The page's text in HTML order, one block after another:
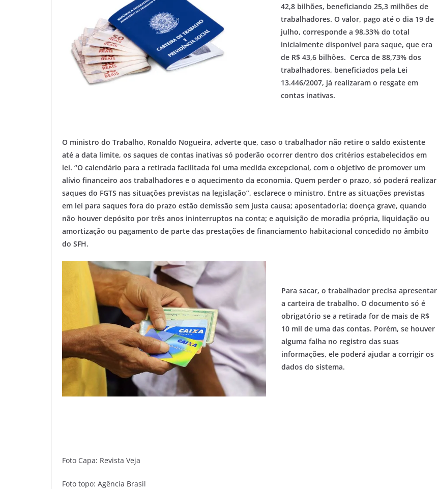
42,8 bilhões, beneficiando 25,3 milhões de
trabalhadores. O valor, pago até o dia 19 de
julho, corresponde a 98,33% do total
inicialmente disponível para saque, que era
de R$ 43,6 bilhões. Cerca de 88,73% dos
trabalhadores, beneficiados pela Lei
13.446/2007, já realizaram o resgate em
contas inativas.
O ministro do Trabalho, Ronaldo Nogueira, adverte que, caso o trabalhador não retire o saldo existente
até a data limite, os saques de contas inativas só poderão ocorrer dentro dos critérios estabelecidos em
lei. “O calendário para a retirada facilitada foi uma medida excepcional, com o objetivo de promover um
alívio financeiro aos trabalhadores e o aquecimento da economia. Quem perder o prazo, só poderá realizar
saques do FGTS nas situações previstas na legislação”, esclarece o ministro. Entre as situações previstas
em lei para saques fora do prazo estão demissão sem justa causa; aposentadoria; doença grave, quando
não houver depósito por três anos ininterruptos na conta; e aquisição de moradia própria, liquidação ou
amortização ou pagamento de parte das prestações de financiamento habitacional concedido no âmbito
do SFH.
Para sacar, o trabalhador precisa apresentar
a carteira de trabalho. O documento só é
obrigatório se a retirada for de mais de R$
10 mil de uma das contas. Porém, se houver
alguma falha no registro das suas
informações, ele poderá ajudar a corrigir os
dados do sistema.
Foto Capa: Revista Veja
Foto topo: Agência Brasil